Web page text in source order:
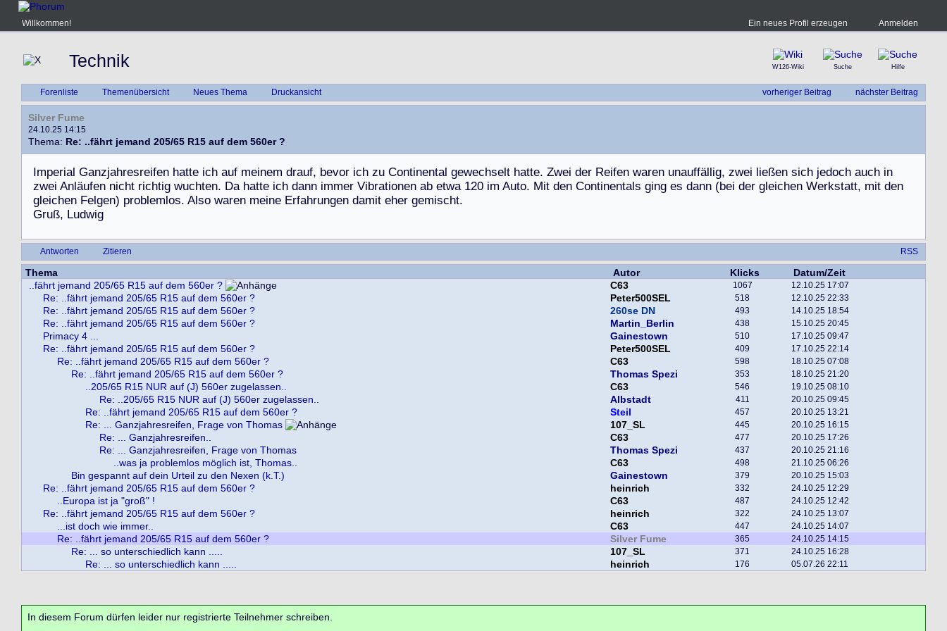
Willkommen! Ein neues Profil erzeugen Anmelden
Technik W126-Wiki Suche Hilfe
vorheriger Beitrag nächster Beitrag
Forenliste Themenübersicht Neues Thema Druckansicht
Silver Fume
24.10.25 14:15
Thema: Re: ..fährt jemand 205/65 R15 auf dem 560er ?
Imperial Ganzjahresreifen hatte ich auf meinem drauf, bevor ich zu Continental gewechselt hatte. Zwei der Reifen waren unauffällig, zwei ließen sich jedoch auch in
zwei Anläufen nicht richtig wuchten. Da hatte ich dann immer Vibrationen ab etwa 120 im Auto. Mit den Continentals ging es dann (bei der gleichen Werkstatt, mit den
gleichen Felgen) problemlos. Also waren meine Erfahrungen damit eher gemischt.
Gruß, Ludwig
Antworten Zitieren RSS
Thema Autor Klicks
Datum/Zeit
..fährt jemand 205/65 R15 auf dem 560er ?
C63 1067 12.10.25 17:07
Re: ..fährt jemand 205/65 R15 auf dem 560er ? Peter500SEL 518 12.10.25 22:33
Re: ..fährt jemand 205/65 R15 auf dem 560er ? 260se DN 493 14.10.25 18:54
Re: ..fährt jemand 205/65 R15 auf dem 560er ? Martin_Berlin 438 15.10.25 20:45
Primacy 4 ... Gainestown 510 17.10.25 09:47
Re: ..fährt jemand 205/65 R15 auf dem 560er ? Peter500SEL 409 17.10.25 22:14
Re: ..fährt jemand 205/65 R15 auf dem 560er ? C63 598 18.10.25 07:08
Re: ..fährt jemand 205/65 R15 auf dem 560er ? Thomas Spezi 353 18.10.25 21:20
..205/65 R15 NUR auf (J) 560er zugelassen.. C63 546 19.10.25 08:10
Re: ..205/65 R15 NUR auf (J) 560er zugelassen.. Albstadt 411 20.10.25 09:45
Re: ..fährt jemand 205/65 R15 auf dem 560er ? Steil 457 20.10.25 13:21
Re: ... Ganzjahresreifen, Frage von Thomas 107_SL 445 20.10.25 16:15
Re: ... Ganzjahresreifen.. C63 477 20.10.25 17:26
Re: ... Ganzjahresreifen, Frage von Thomas Thomas Spezi 437 20.10.25 21:16
..was ja problemlos möglich ist, Thomas.. C63 498 21.10.25 06:26
Bin gespannt auf dein Urteil zu den Nexen (k.T.) Gainestown 379 20.10.25 15:03
Re: ..fährt jemand 205/65 R15 auf dem 560er ? heinrich 332 24.10.25 12:29
..Europa ist ja "groß" ! C63 487 24.10.25 12:42
Re: ..fährt jemand 205/65 R15 auf dem 560er ? heinrich 322 24.10.25 13:07
...ist doch wie immer.. C63 447 24.10.25 14:07
Re: ..fährt jemand 205/65 R15 auf dem 560er ? Silver Fume 365 24.10.25 14:15
Re: ... so unterschiedlich kann ..... 107_SL 371 24.10.25 16:28
Re: ... so unterschiedlich kann ..... heinrich 176 05.07.26 22:11
In diesem Forum dürfen leider nur registrierte Teilnehmer schreiben.